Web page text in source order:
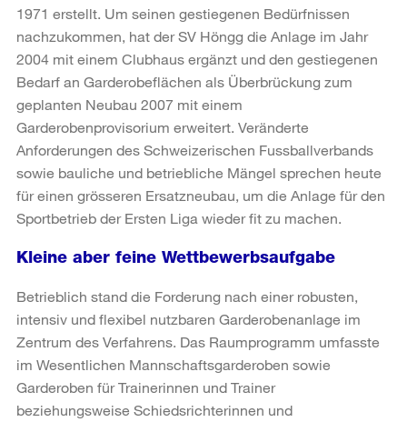
1971 erstellt. Um seinen gestiegenen Bedürfnissen
nachzukommen, hat der SV Höngg die Anlage im Jahr
2004 mit einem Clubhaus ergänzt und den gestiegenen
Bedarf an Garderobeflächen als Überbrückung zum
geplanten Neubau 2007 mit einem
Garderobenprovisorium erweitert. Veränderte
Anforderungen des Schweizerischen Fussballverbands
sowie bauliche und betriebliche Mängel sprechen heute
für einen grösseren Ersatzneubau, um die Anlage für den
Sportbetrieb der Ersten Liga wieder fit zu machen.
Kleine aber feine Wettbewerbsaufgabe
Betrieblich stand die Forderung nach einer robusten,
intensiv und flexibel nutzbaren Garderobenanlage im
Zentrum des Verfahrens. Das Raumprogramm umfasste
im Wesentlichen Mannschaftsgarderoben sowie
Garderoben für Trainerinnen und Trainer
beziehungsweise Schiedsrichterinnen und